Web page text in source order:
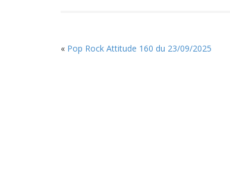
« Pop Rock Attitude 160 du 23/09/2025